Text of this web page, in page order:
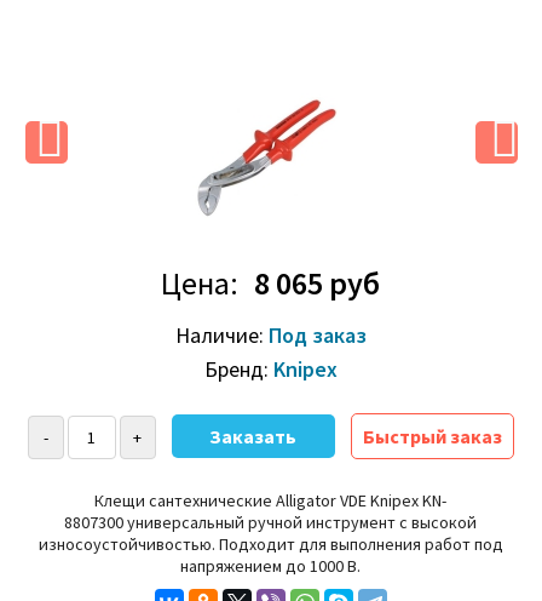
Цена: 8 065 руб
Наличие: Под заказ
Бренд: Knipex
Быстрый заказ
Клещи сантехнические Alligator VDE Knipex KN-
8807300универсальный ручной инструмент с высокой
износоустойчивостью. Подходит для выполнения работ под
напряжением до 1000 В.